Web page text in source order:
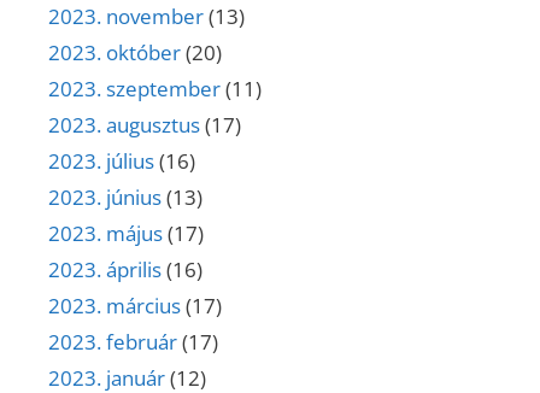
2023. november(13)
2023. október(20)
2023. szeptember(11)
2023. augusztus(17)
2023. július(16)
2023. június(13)
2023. május(17)
2023. április(16)
2023. március(17)
2023. február(17)
2023. január(12)